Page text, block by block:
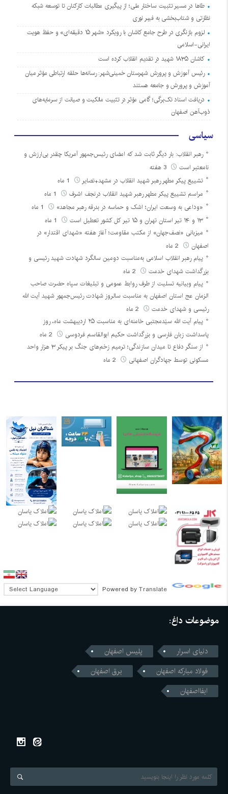
طاها در مسیر تثبیت ساختار ملی؛ از پیگیری مطالبات کارکنان تا توسعه شبکه
نظارتی و شتاب‌بخشی به فیبر نوری
لزوم بازنگری در طرح جامع کاشان با رویکرد «شهر ۱۵ دقیقه‌ای» و حفظ هویت
ایرانی-اسلامی
کاشان ۱۸۳۵ شهید در تقدیم انقلاب کرده است
رئیس آموزش و پرورش شهرستان خمینی‌شهر: رسانه‌ها حلقه ارتباطی مؤثر میان
آموزش و پرورش و جامعه هستند
دریافت اسناد تک‌برگی؛ گامی مؤثر در تثبیت مالکیت و صیانت از سرمایه‌های
ذوب‌آهن اصفهان
سیاسی
رهبر انقلاب: بار دیگر ثابت شد که امضای رئیس‌جمهور آمریکا چقدر بی‌ارزش و
نامعتبر است
3 هفته
تشییع پیکر مطهر رهبر شهید انقلاب در مشهد+تصایر
مراسم تشییع پیکر مطهر رهبر شهید انقلاب درنجف اشرف
«وداعی به وسعت ایران؛ اشک و حماسه در بدرقه رهبر مجاهد»
۱۳ و ۱۴ تیر استان تهران و ۱۵ تیر کل کشور تعطیل است
میزبانی «نصف‌جهان» از مکتب مقاومت؛ آغاز هفته «شهدای اقتدار» در
اصفهان
پیام رهبر انقلاب اسلامی به‌مناسبت دومین سالگرد شهادت شهید رئیسی و
بزرگداشت شهدای خدمت
پیام وبیانیه تسلیت از طرف روابط عمومی و تبلیغات سپاه حضرت صاحب
الزمان عج استان اصفهان به مناسبت سالروز شهادت رئیس‌جمهور شهید آیت الله
رئیسی و شهدای خدمت
پیام آیت الله سیّدمجتبی خامنه‌ای به مناسبت ۲۵ اردیبهشت ماه، روز
پاسداشت زبان فارسی و بزرگداشت حکیم ابوالقاسم فردوسی
از سنگر دفاع تا میدان سازندگی؛ ترمیم زخم‌های جنگ بر پیکر ۳ هزار واحد
مسکونی توسط جهادگران اصفهانی
Powered by Translate
موضوعات داغ:
دنیای اسرار
پلیس اصفهان
فولاد مبارکه اصفهان
برق اصفهان
ابفااصفهان